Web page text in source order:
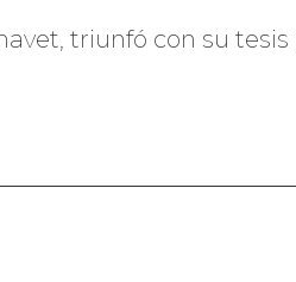
triunfó con su